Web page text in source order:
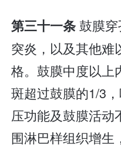
第三十一条鼓膜
突炎，以及其他难
格。鼓膜中度以上
斑超过鼓膜的1/3
压功能及鼓膜活动
围淋巴样组织增生